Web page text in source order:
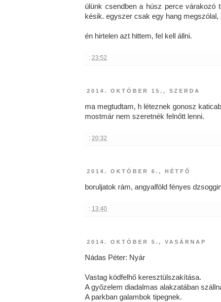
ülünk csendben a húsz perce várakozó
késik. egyszer csak egy hang
én hirtelen azt hittem, fel kell állni.
: 23:52
2014. OKTÓBER 15., SZERDA
ma megtudtam, h léteznek gonosz
mostmár nem szeretnék felnőtt lenni.
: 20:32
2014. OKTÓBER 6., HÉTFŐ
boruljatok rám, angyalföld fényes
: 13:40
2014. OKTÓBER 5., VASÁRNAP
Nádas Péter: Nyár
Vastag ködfelhő keresztülszakítása.
A győzelem diadalmas alakzatában
A parkban galambok tipegnek.